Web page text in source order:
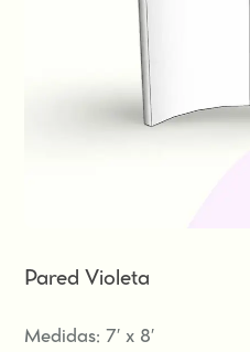
Pared Violeta
Medidas: 7′ x 8′